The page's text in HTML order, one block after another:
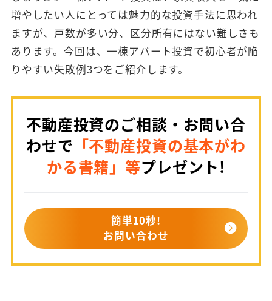
増やしたい人にとっては魅力的な投資手法に思われ
ますが、戸数が多い分、区分所有にはない難しさも
あります。今回は、一棟アパート投資で初心者が陥
りやすい失敗例3つをご紹介します。
不動産投資のご相談・お問い合
わせで 「不動産投資の基本がわ
かる書籍」等プレゼント!
簡単10秒!
お問い合わせ